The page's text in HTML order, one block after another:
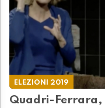
ELEZIONI 2019
Quadri-Ferrara,